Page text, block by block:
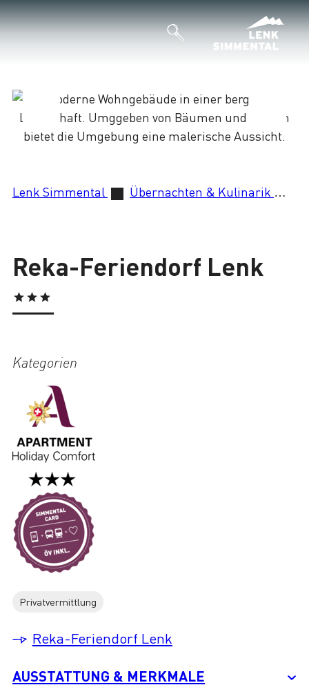
Lade
Lenk Simmental Übernachten & Kulinarik
Reka-Feriendorf Lenk
Kategorien
Privatvermittlung
Reka-Feriendorf Lenk
AUSSTATTUNG & MERKMALE